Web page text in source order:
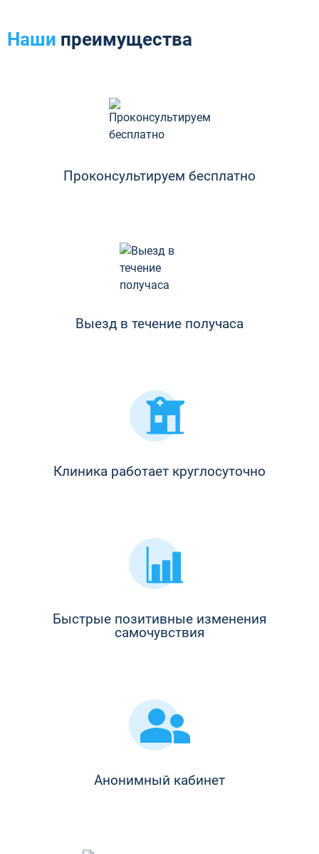
Наши преимущества
Проконсультируем бесплатно
Выезд в течение получаса
Клиника работает круглосуточно
Быстрые позитивные изменения
самочувствия
Анонимный кабинет